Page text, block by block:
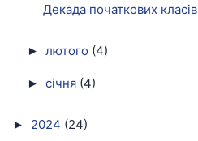
Декада початкових класів
► лютого (4)
► січня (4)
► 2024 (24)